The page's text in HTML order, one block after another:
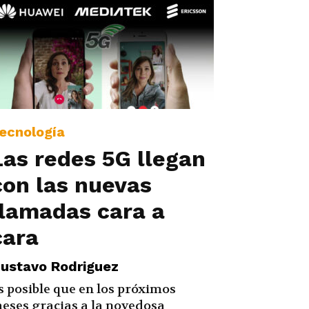
redes 5G llegan
las nuevas
cara a
Rodriguez
posible que en los próximos